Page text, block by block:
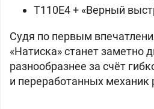
T110E4 + «Верный
Судя по первым
«Натиска» станет заметно
разнообразнее за счёт
и переработанных